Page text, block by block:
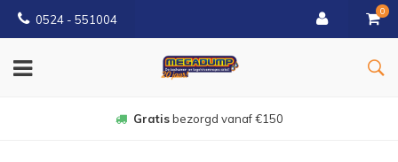
0524 - 551004
0
Gratisbezorgd vanaf €150